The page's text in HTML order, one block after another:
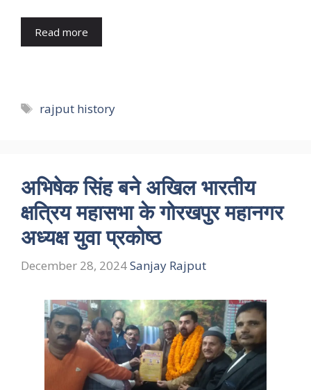
Read more
Tags
rajput history
अभिषेक सिंह बने अखिल भारतीय
क्षत्रिय महासभा के गोरखपुर महानगर
अध्यक्ष युवा प्रकोष्ठ
December 28, 2024Sanjay Rajput